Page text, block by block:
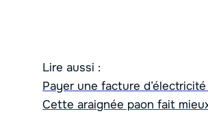
Lire aussi :
Payer une facture
Cette araignée paon fait